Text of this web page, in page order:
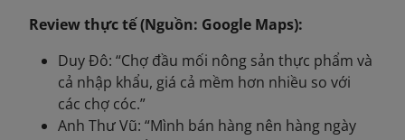
Review thực tế (Nguồn: Google Maps):
Duy Đô: “Chợ đầu mối nông sản thực phẩm và
cả nhập khẩu, giá cả mềm hơn nhiều so với
các chợ cóc.”
Anh Thư Vũ: “Mình bán hàng nên hàng ngày